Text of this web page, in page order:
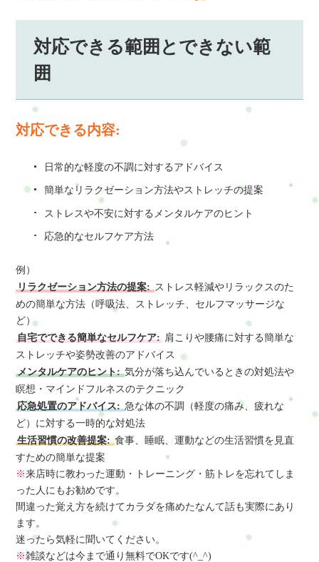
対応できる範囲とできない範
囲
対応できる内容:
日常的な軽度の不調に対するアドバイス
簡単なリラクゼーション方法やストレッチの提案
ストレスや不安に対するメンタルケアのヒント
応急的なセルフケア方法
例）
リラクゼーション方法の提案: ストレス軽減やリラックスのた
めの簡単な方法（呼吸法、ストレッチ、セルフマッサージな
ど）
自宅でできる簡単なセルフケア: 肩こりや腰痛に対する簡単な
ストレッチや姿勢改善のアドバイス
メンタルケアのヒント:気分が落ち込んでいるときの対処法や
瞑想・マインドフルネスのテクニック
応急処置のアドバイス: 急な体の不調（軽度の痛み、疲れな
ど）に対する一時的な対処法
生活習慣の改善提案: 食事、睡眠、運動などの生活習慣を見直
すための簡単な提案
※来店時に教わった運動・トレーニング・筋トレを忘れてしま
った人にもお勧めです。
間違った覚え方を続けてカラダを痛めたなんて話も実際にあり
ます。
迷ったら気軽に聞いてください。
※雑談などは今まで通り無料でOKです(^_^)